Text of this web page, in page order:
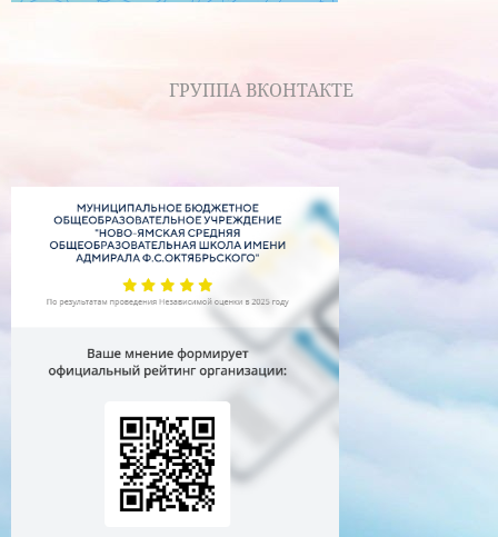
ГРУППА ВКОНТАКТЕ